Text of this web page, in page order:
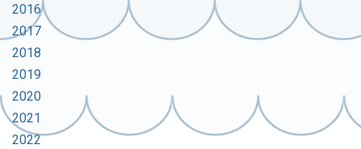
2016
2017
2018
2019
2020
2021
2022